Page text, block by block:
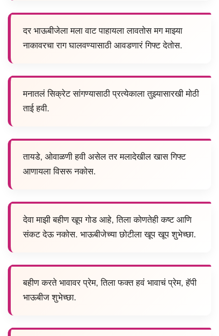
दर भाऊबीजेला मला वाट पाहायला लावतोस मग माझ्या
नाकावरचा राग घालवण्यासाठी आवडणारं गिफ्ट देतोस.
मनातलं सिक्रेट सांगण्यासाठी प्रत्येकाला तुझ्यासारखी मोठी
ताई हवी.
तायडे, ओवाळणी हवी असेल तर मलादेखील खास गिफ्ट
आणायला विसरू नकोस.
देवा माझी बहीण खूप गोड आहे, तिला कोणतेही कष्ट आणि
संकट देऊ नकोस. भाऊबीजेच्या छोटीला खूप खूप शुभेच्छा.
बहीण करते भावावर प्रेम, तिला फक्त हवं भावाचं प्रेम, हॅपी
भाऊबीज शुभेच्छा.